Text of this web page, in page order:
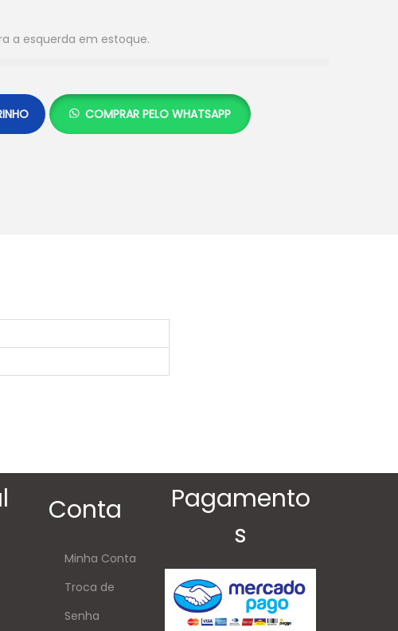
a esquerda em estoque.
COMPRAR PELO WHATSAPP
Conta
Minha Conta
Troca de
Senha
Pagamento
s